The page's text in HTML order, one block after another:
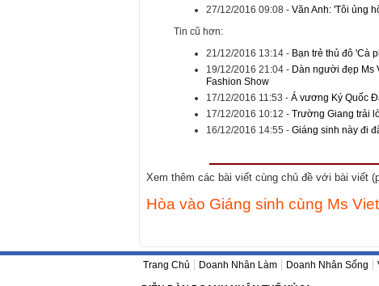
27/12/2016 09:08- Văn Anh: 'Tôi ủng
Tin cũ hơn:
21/12/2016 13:14- Bạn trẻ thủ đô 'Cà
19/12/2016 21:04- Dàn người đẹp Ms
Fashion Show
17/12/2016 11:53 - Á vương Ký Quốc
17/12/2016 10:12 - Trường Giang trải
16/12/2016 14:55 - Giáng sinh này đi
Xem thêm các bài viết cùng chủ đề với bài viết
Hòa vào Giáng sinh cùng Ms
Trang Chủ Doanh Nhân Làm Doanh Nhân Sống